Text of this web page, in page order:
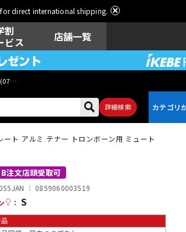
direct international shipping.
割
ビス
店舗一覧
07月29日
詳細検索
器
ート アルミ テナー トロンボーン用 ミュート
注文店頭受取可
JAN ： 0859060003519
： S